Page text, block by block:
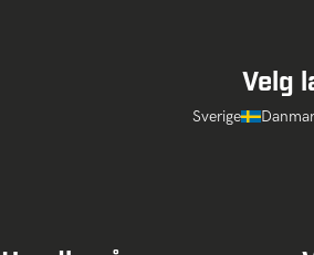
Velg
Sverige